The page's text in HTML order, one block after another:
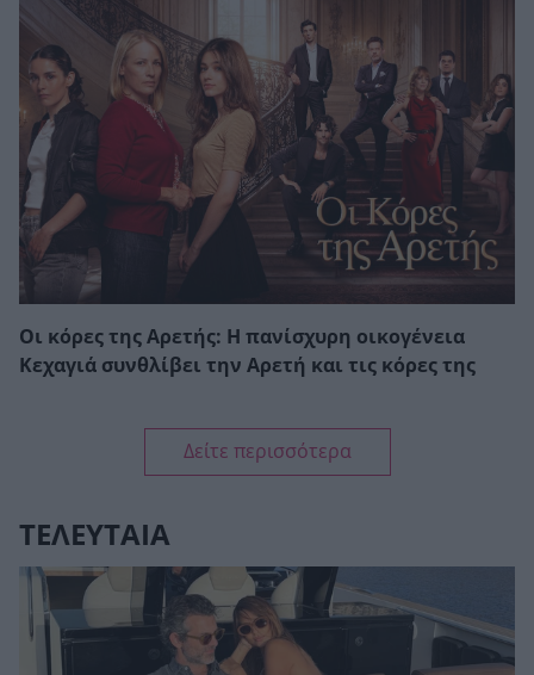
Οι κόρες της Αρετής: Η πανίσχυρη οικογένεια
Κεχαγιά συνθλίβει την Αρετή και τις κόρες της
Δείτε περισσότερα
ΤΕΛΕΥΤΑΙΑ